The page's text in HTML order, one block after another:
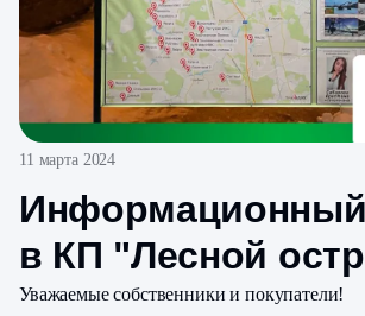
11 марта 2024
Информационный
в КП "Лесной
Уважаемые собственники и покупатели!